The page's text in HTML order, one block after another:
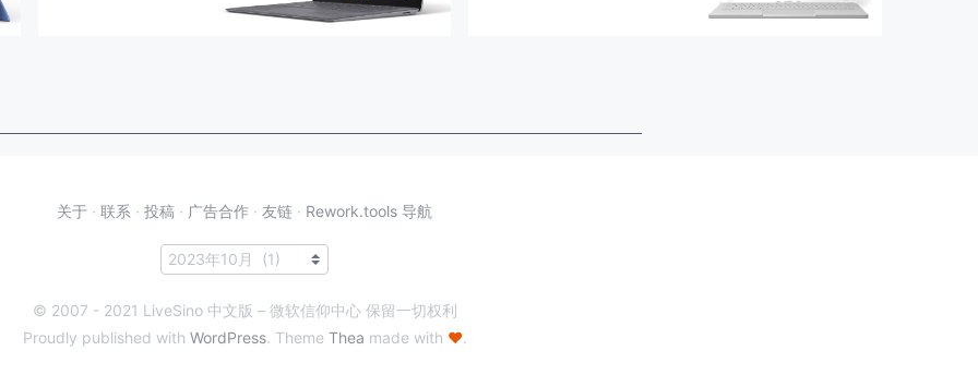
关于 · 联系 · 投稿 · 广告合作 · 友链 · Rework.tools 导航
© 2007 - 2021 LiveSino 中文版 – 微软信仰中心 保留一切权利
Proudly published with WordPress. Theme Thea made with ♥.